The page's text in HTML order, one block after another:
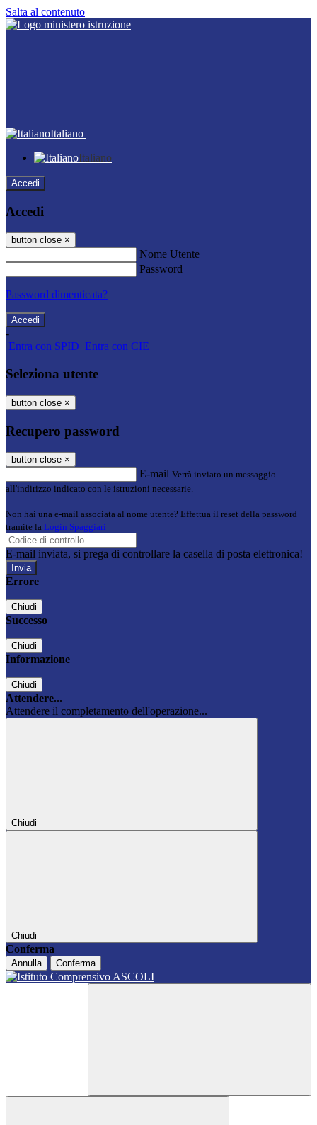
Salta al contenuto
Italiano
Italiano
Accedi
Accedi
button close ×
Nome Utente
Password
Password dimenticata?
-
Entra con SPID Entra con CIE
Seleziona utente
button close ×
Recupero password
button close ×
E-mail Verrà inviato un messaggio
all'indirizzo indicato con le istruzioni necessarie.
Non hai una e-mail associata al nome utente? Effettua il reset della password
tramite la Login Spaggiari
E-mail inviata, si prega di controllare la casella di posta elettronica!
Errore
Chiudi
Successo
Chiudi
Informazione
Chiudi
Attendere...
Attendere il completamento dell'operazione...
Chiudi
Chiudi
Conferma
Annulla Conferma